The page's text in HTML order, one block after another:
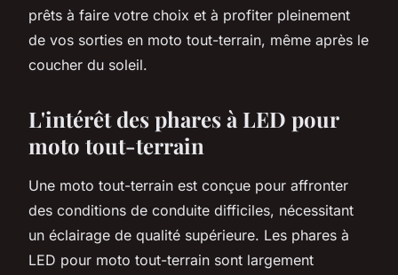
prêts à faire votre choix et à profiter pleinement
de vos sorties en moto tout-terrain, même après le
coucher du soleil.
L'intérêt des phares à LED pour
moto tout-terrain
Une moto tout-terrain est conçue pour affronter
des conditions de conduite difficiles, nécessitant
un éclairage de qualité supérieure. Les phares à
LED pour moto tout-terrain sont largement